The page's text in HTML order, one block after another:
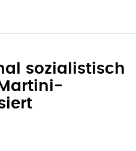
sozialistisch